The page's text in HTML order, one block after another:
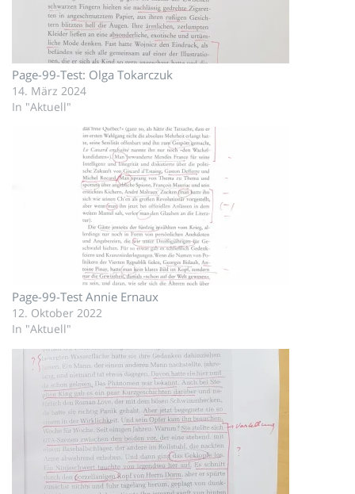
Page-99-Test: Olga Tokarczuk
14. März 2024
In "Aktuell"
Page-99-Test Annie Ernaux
12. Oktober 2022
In "Aktuell"